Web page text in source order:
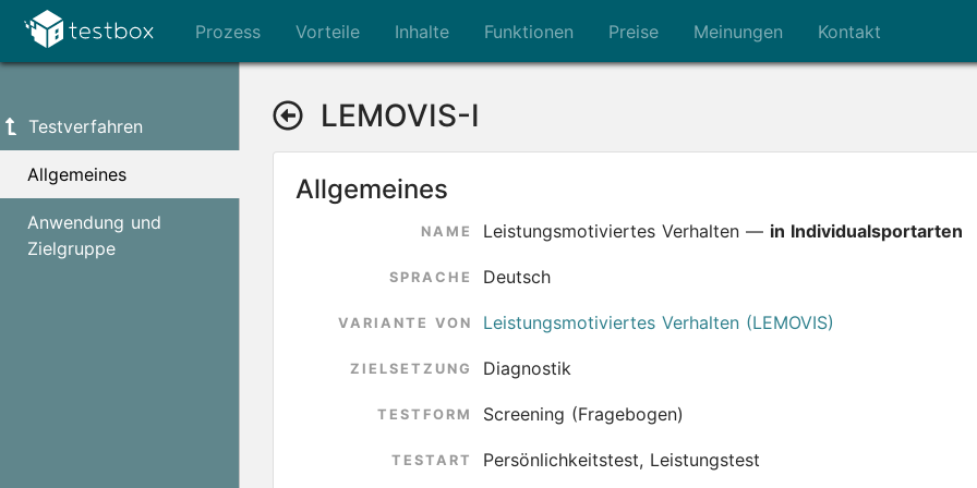
Prozess Vorteile Inhalte Funktionen Preise Meinungen Kontakt
Testverfahren
Allgemeines
Anwendung und
Zielgruppe
LEMOVIS-I
Allgemeines
NAME Leistungsmotiviertes Verhalten — in Individualsportarten
SPRACHE Deutsch
VARIANTE VON Leistungsmotiviertes Verhalten (LEMOVIS)
ZIELSETZUNG Diagnostik
TESTFORM Screening (Fragebogen)
TESTART Persönlichkeitstest, Leistungstest